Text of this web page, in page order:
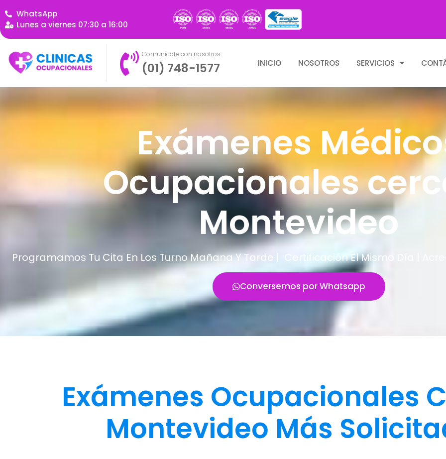
WhatsApp
Lunes a viernes 07:30 a 16:00
Comunícate con nosotros
(01) 748-1577 INICIO NOSOTROS SERVICIOS
Exámenes
Ocupacionales
Montevideo
Programamos Tu Cita En Los Turno Mañana Y Tarde | Certificación El Mismo Día |
Conversemos por Whatsapp
Exámenes Ocupacionales
Montevideo Más